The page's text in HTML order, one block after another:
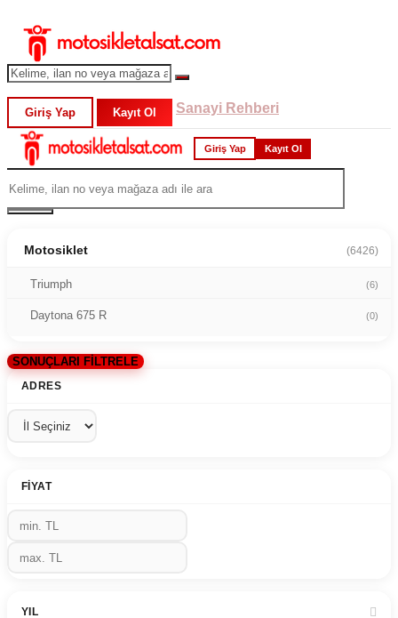
Giriş Yap Kayıt Ol Sanayi Rehberi
Giriş Yap Kayıt Ol
Motosiklet (6426)
Triumph (6)
Daytona 675 R (0)
SONUÇLARI FİLTRELE
ADRES
FIYAT
YIL